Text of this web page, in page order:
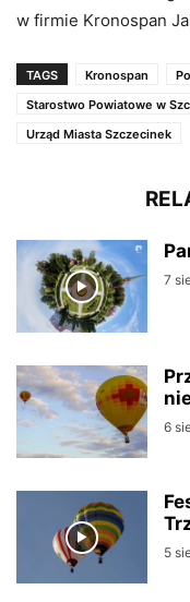
w firmie Kronospan
TAGS Kronospan
Starostwo Powiatowe w
Urząd Miasta Szczecinek
7
6
5